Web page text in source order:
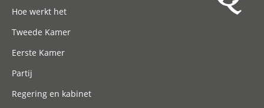
Hoe werkt het
Tweede Kamer
Eerste Kamer
Partij
Regering en kabinet